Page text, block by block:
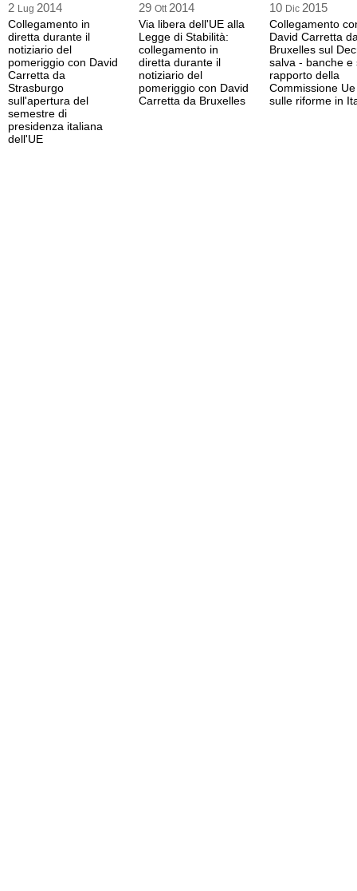
2 Lug 2014
Collegamento in
diretta durante il
notiziario del
pomeriggio con David
Carretta da
Strasburgo
sull'apertura del
semestre di
presidenza italiana
dell'UE
29 Ott 2014
Via libera dell'UE alla
Legge di Stabilità:
collegamento in
diretta durante il
notiziario del
pomeriggio con David
Carretta da Bruxelles
10 Dic 2015
Collegamento
David Carretta
Bruxelles sul
salva - banche e
rapporto della
Commissione Ue
sulle riforme in